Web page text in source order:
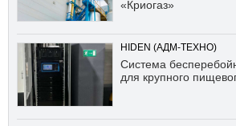
«Криогаз»
HIDEN (АДМ-ТЕХНО)
Система
для крупного